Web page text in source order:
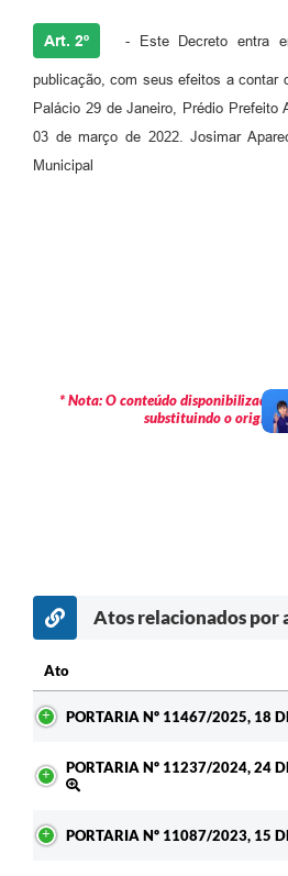
Art. 2º - Este Decreto entra
publicação, com seus efeitos a contar
Palácio 29 de Janeiro, Prédio Prefeito
03 de março de 2022. Josimar
Municipal
* Nota: O conteúdo disponibilizado
substituindo o original
Atos relacionados por
Ato
PORTARIA Nº 11467/2025, 18
PORTARIA Nº 11237/2024, 24
PORTARIA Nº 11087/2023, 15